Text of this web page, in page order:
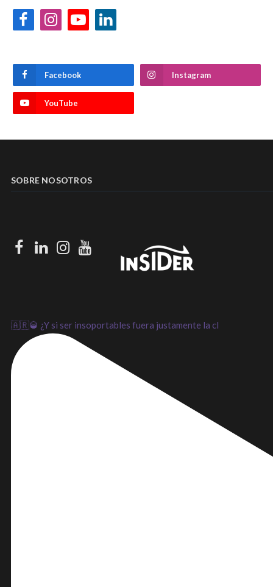
FacebookInstagramYouTubeLinkedIn
Facebook Instagram
YouTube
SOBRE NOSOTROS
Facebook
LinkedIn
Instagram
Youtube
🇦🇷🥃 ¿Y si ser insoportables fuera justamente la cl